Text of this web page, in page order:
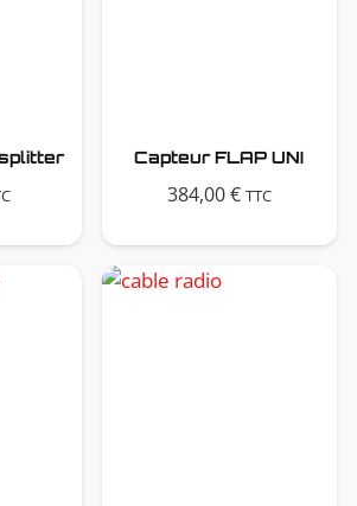
Capteur FLAP UNI
384,00€ TTC